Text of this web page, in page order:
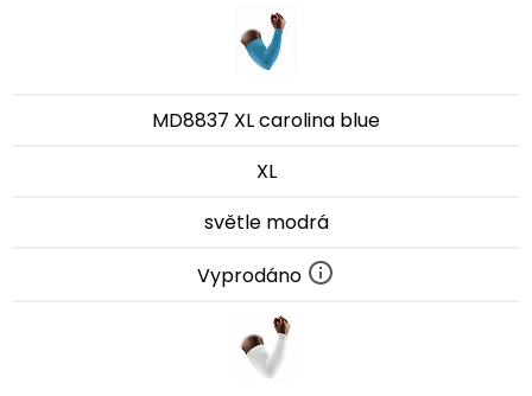
MD8837 XL carolina blue
XL
světle modrá
Vyprodáno